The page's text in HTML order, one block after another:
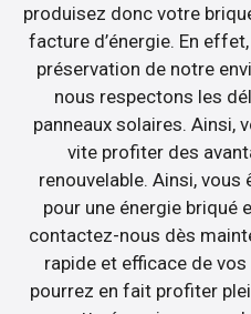
produisez donc votre
facture d’énergie. En
préservation de notre
nous respectons les
panneaux solaires. Ainsi,
vite profiter des
renouvelable. Ainsi, vous
pour une énergie briqué
contactez-nous dès
rapide et efficace de
pourrez en fait profiter